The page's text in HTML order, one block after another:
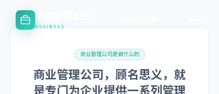
华商管理服务
BUSINESS
商业管理公司是做什么的
商业管理公司，顾名思义，就